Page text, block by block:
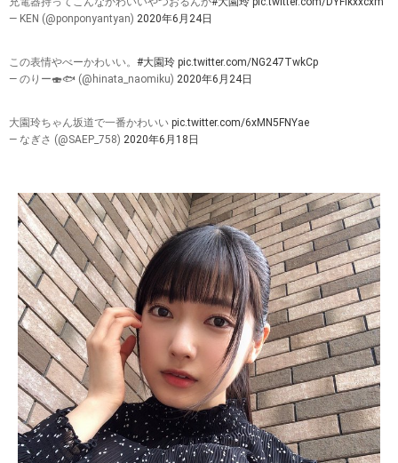
— KEN (@ponponyantyan) 2020年6月24日
この表情やべーかわいい。 #大園玲 pic.twitter.com/NG247TwkCp
— のりー🍣🐟 (@hinata_naomiku) 2020年6月24日
大園玲ちゃん坂道で一番かわいい pic.twitter.com/6xMN5FNYae
— なぎさ (@SAEP_758) 2020年6月18日